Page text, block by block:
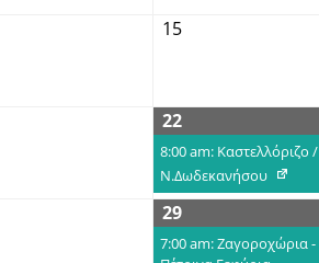
15
22
8:00 am: Καστελλόριζο /
Ν.Δωδεκανήσου
29
7:00 am: Ζαγοροχώρια -